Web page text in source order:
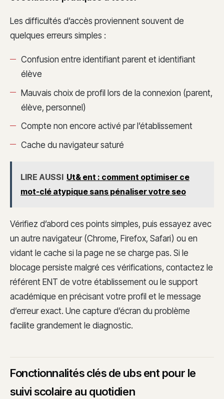
Les difficultés d’accès proviennent souvent de
quelques erreurs simples :
Confusion entre identifiant parent et identifiant
élève
Mauvais choix de profil lors de la connexion (parent,
élève, personnel)
Compte non encore activé par l’établissement
Cache du navigateur saturé
LIRE AUSSI Ut& ent : comment optimiser ce
mot-clé atypique sans pénaliser votre seo
Vérifiez d’abord ces points simples, puis essayez avec
un autre navigateur (Chrome, Firefox, Safari) ou en
vidant le cache si la page ne se charge pas. Si le
blocage persiste malgré ces vérifications, contactez le
référent ENT de votre établissement ou le support
académique en précisant votre profil et le message
d’erreur exact. Une capture d’écran du problème
facilite grandement le diagnostic.
Fonctionnalités clés de ubs ent pour le
suivi scolaire au quotidien